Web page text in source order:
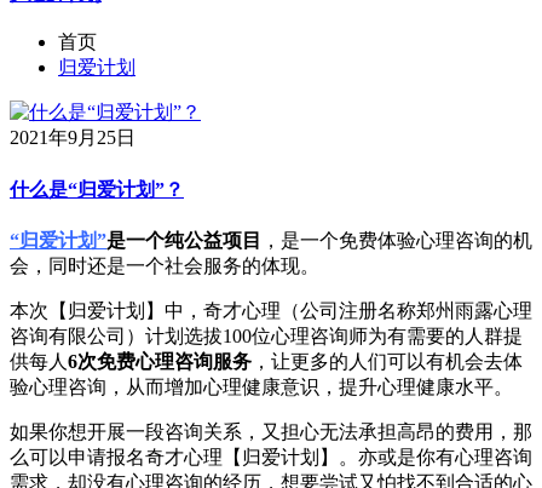
首页
归爱计划
2021年9月25日
什么是“归爱计划”？
“归爱计划”是一个纯公益项目
，是一个免费体验心理咨询的机
会，同时还是一个社会服务的体现。
本次【归爱计划】中，奇才心理（公司注册名称郑州雨露心理
咨询有限公司）计划选拔100位心理咨询师为有需要的人群提
供每人 6次免费心理咨询服务 ，让更多的人们可以有机会去体
验心理咨询，从而增加心理健康意识，提升心理健康水平。
如果你想开展一段咨询关系，又担心无法承担高昂的费用，那
么可以申请报名奇才心理【归爱计划】。亦或是你有心理咨询
需求，却没有心理咨询的经历，想要尝试又怕找不到合适的心